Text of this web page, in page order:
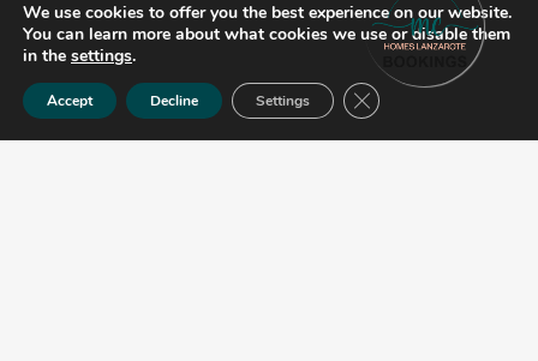
We use cookies to offer you the best experience on our website.
You can learn more about what cookies we use or disable them
in the settings.
Accept Decline Settings Cerrar el banner de